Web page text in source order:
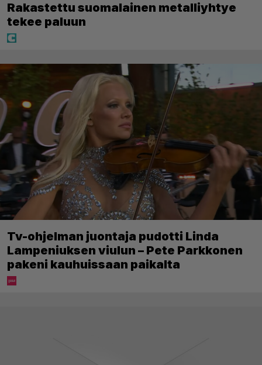
Rakastettu suomalainen metalliyhtye
tekee paluun
Tv-ohjelman juontaja pudotti Linda
Lampeniuksen viulun – Pete Parkkonen
pakeni kauhuissaan paikalta